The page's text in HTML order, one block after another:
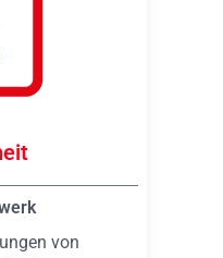
von